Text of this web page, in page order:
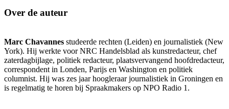
Over de auteur
Marc Chavannes studeerde rechten (Leiden) en journalistiek (New
York). Hij werkte voor NRC Handelsblad als kunstredacteur, chef
zaterdagbijlage, politiek redacteur, plaatsvervangend hoofdredacteur,
correspondent in Londen, Parijs en Washington en politiek
columnist. Hij was zes jaar hoogleraar journalistiek in Groningen en
is regelmatig te horen bij Spraakmakers op NPO Radio 1.